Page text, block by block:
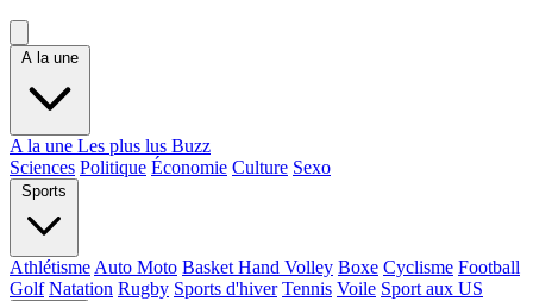
A la une
A la une Les plus lus Buzz
Sciences Politique Économie Culture Sexo
Sports
Athlétisme Auto Moto Basket Hand Volley Boxe Cyclisme Football
Golf Natation Rugby Sports d'hiver Tennis Voile Sport aux US